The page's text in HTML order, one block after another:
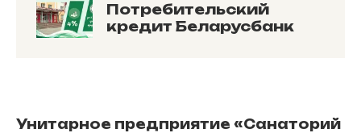
Потребительский
кредит Беларусбанк
Унитарное предприятие «Санаторий